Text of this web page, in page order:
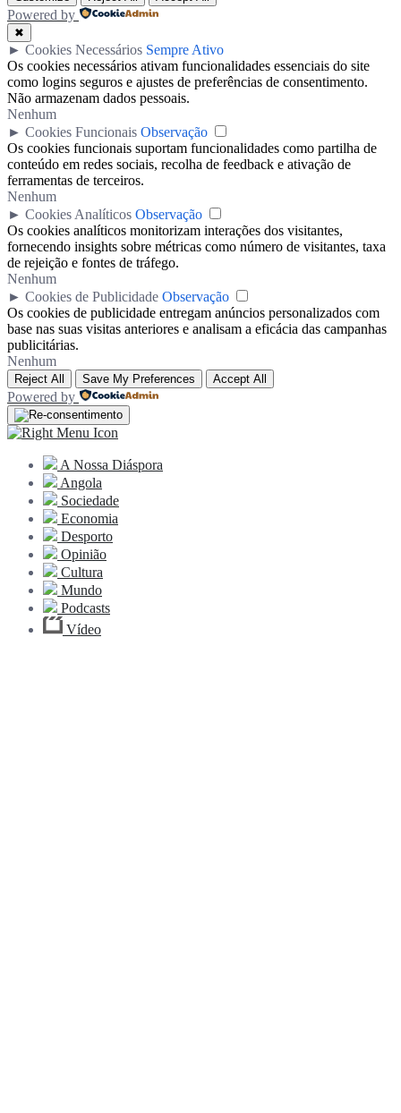
Powered by
✖
► Cookies Necessários Sempre Ativo
Os cookies necessários ativam funcionalidades essenciais do site
como logins seguros e ajustes de preferências de consentimento.
Não armazenam dados pessoais.
Nenhum
► Cookies Funcionais Observação
Os cookies funcionais suportam funcionalidades como partilha de
conteúdo em redes sociais, recolha de feedback e ativação de
ferramentas de terceiros.
Nenhum
► Cookies Analíticos Observação
Os cookies analíticos monitorizam interações dos visitantes,
fornecendo insights sobre métricas como número de visitantes, taxa
de rejeição e fontes de tráfego.
Nenhum
► Cookies de Publicidade Observação
Os cookies de publicidade entregam anúncios personalizados com
base nas suas visitas anteriores e analisam a eficácia das campanhas
publicitárias.
Nenhum
Reject All Save My Preferences Accept All
Powered by
A Nossa Diáspora
Angola
Sociedade
Economia
Desporto
Opinião
Cultura
Mundo
Podcasts
Vídeo